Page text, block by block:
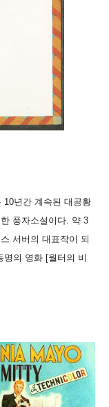
10년간 계속된 대공황
풍자소설이다. 약 3
서버의 대표작이 되
명의 영화 [월터의 비